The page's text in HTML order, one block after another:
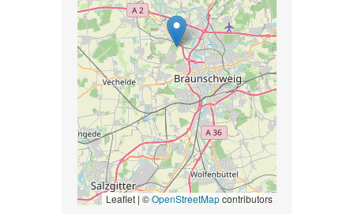
Leaflet | ©OpenStreetMapcontributors